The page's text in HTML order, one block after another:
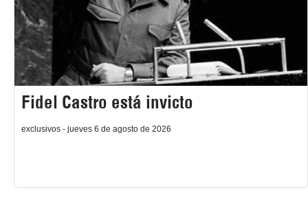
Fidel Castro está invicto
exclusivos - jueves 6 de agosto de 2026